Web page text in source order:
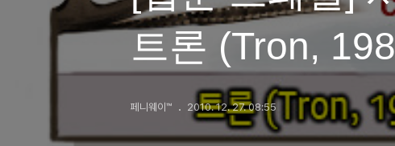
트론 (Tron,
페니웨이™ 2010. 12. 27. 08:55